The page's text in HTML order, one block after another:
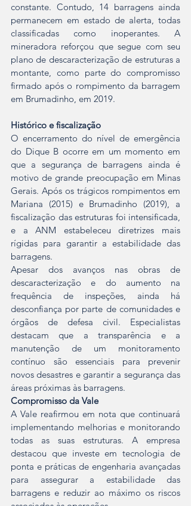
constante. Contudo, 14 barragens ainda
permanecem em estado de alerta, todas
classificadas como inoperantes. A
mineradora reforçou que segue com seu
plano de descaracterização de estruturas a
montante, como parte do compromisso
firmado após o rompimento da barragem
em Brumadinho, em 2019.
Histórico e fiscalização
O encerramento do nível de emergência
do Dique B ocorre em um momento em
que a segurança de barragens ainda é
motivo de grande preocupação em Minas
Gerais. Após os trágicos rompimentos em
Mariana (2015) e Brumadinho (2019), a
fiscalização das estruturas foi intensificada,
e a ANM estabeleceu diretrizes mais
rígidas para garantir a estabilidade das
barragens.
Apesar dos avanços nas obras de
descaracterização e do aumento na
frequência de inspeções, ainda há
desconfiança por parte de comunidades e
órgãos de defesa civil. Especialistas
destacam que a transparência e a
manutenção de um monitoramento
contínuo são essenciais para prevenir
novos desastres e garantir a segurança das
áreas próximas às barragens.
Compromisso da Vale
A Vale reafirmou em nota que continuará
implementando melhorias e monitorando
todas as suas estruturas. A empresa
destacou que investe em tecnologia de
ponta e práticas de engenharia avançadas
para assegurar a estabilidade das
barragens e reduzir ao máximo os riscos